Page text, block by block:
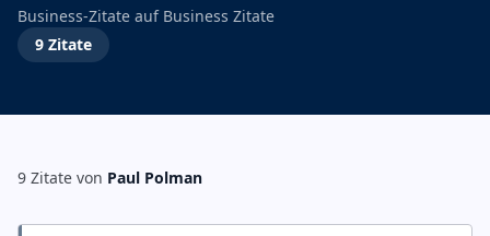
Business-Zitate auf Business Zitate
9 Zitate
9 Zitate von Paul Polman